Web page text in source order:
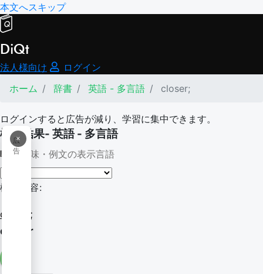
本文へスキップ
DiQt
法人様向け
ログイン
ホーム
辞書 英語 - 多言語 closer;
ログインすると広告が減り、学習に集中できます。
×
広
告
検索結果- 英語 - 多言語
意味・例文の表示言語
検索内容:
closer;
closer